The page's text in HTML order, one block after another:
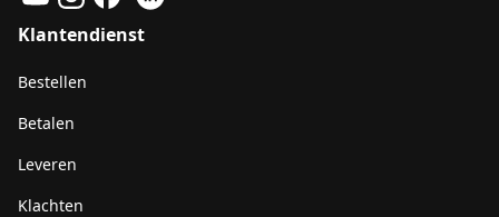
Klantendienst
Bestellen
Betalen
Leveren
Klachten